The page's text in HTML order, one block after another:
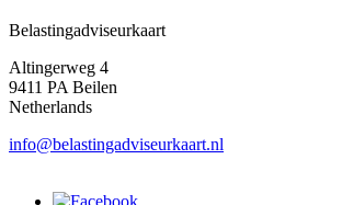
Belastingadviseurkaart
Altingerweg 4
9411 PA Beilen
Netherlands
info@belastingadviseurkaart.nl